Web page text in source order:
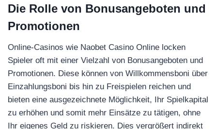
Die Rolle von Bonusangeboten und
Promotionen
Online-Casinos wie Naobet Casino Online locken
Spieler oft mit einer Vielzahl von Bonusangeboten und
Promotionen. Diese können von Willkommensboni über
Einzahlungsboni bis hin zu Freispielen reichen und
bieten eine ausgezeichnete Möglichkeit, Ihr Spielkapital
zu erhöhen und somit mehr Einsätze zu tätigen, ohne
Ihr eigenes Geld zu riskieren. Dies vergrößert indirekt